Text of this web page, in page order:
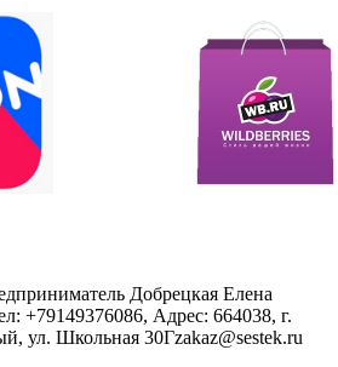
Добрецкая Елена
+79149376086, Адрес: 664038, г.
ул. Школьная 30Гzakaz@sestek.ru